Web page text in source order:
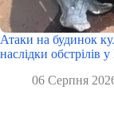
Атаки на будинок
наслідки обстрілів
06 Серпня